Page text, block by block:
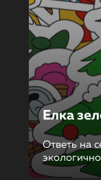
Елка
Ответь на